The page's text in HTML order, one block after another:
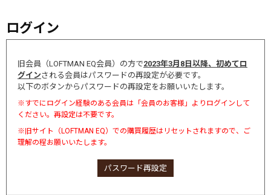
ログイン
旧会員（LOFTMAN EQ会員）の方で2023年3月8日以降、初めてロ
グインされる会員はパスワードの再設定が必要です。
以下のボタンからパスワードの再設定をお願いいたします。
※すでにログイン経験のある会員は「会員のお客様」よりログインして
ください。再設定は不要です。
※旧サイト（LOFTMAN EQ）での購買履歴はリセットされますので、ご
理解の程お願いいたします。
パスワード再設定